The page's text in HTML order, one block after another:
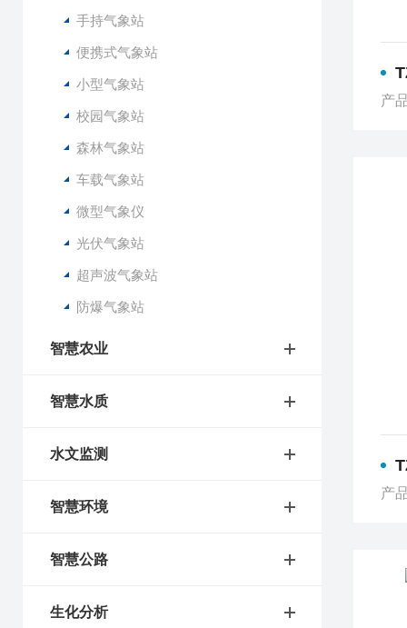
手持气象站
便携式气象站
小型气象站
校园气象站
森林气象站
车载气象站
微型气象仪
光伏气象站
超声波气象站
防爆气象站
智慧农业
智慧水质
水文监测
智慧环境
智慧公路
生化分析
产
产